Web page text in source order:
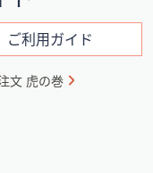
ご利用ガイド
文 虎の巻